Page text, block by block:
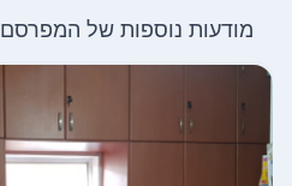
מודעות נוספות של המפרסם